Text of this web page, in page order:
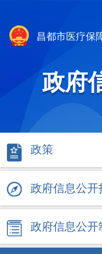
昌都市医疗保
政府
政策
政府信息公开
政府信息公开